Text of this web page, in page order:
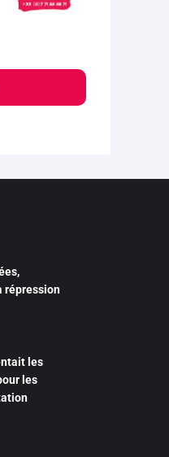
répression
les
les